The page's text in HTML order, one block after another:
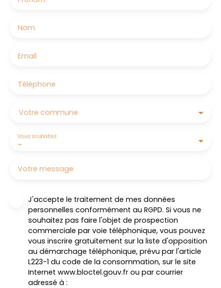
Nom
Email
Téléphone
Votre commune
-
Vous souhaitez
Votre message
J'accepte le traitement de mes données
personnelles conformément au RGPD. Si vous ne
souhaitez pas faire l'objet de prospection
commerciale par voie téléphonique, vous pouvez
vous inscrire gratuitement sur la liste d'opposition
au démarchage téléphonique, prévu par l'article
L223-1 du code de la consommation, sur le site
Internet www.bloctel.gouv.fr ou par courrier
adressé à :